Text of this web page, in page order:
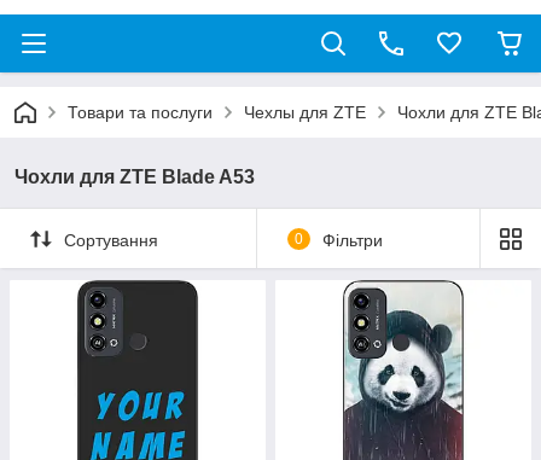
Товари та послуги Чехлы для ZTE Чохли для ZTE
Чохли для ZTE Blade A53
Сортування 0 Фільтри